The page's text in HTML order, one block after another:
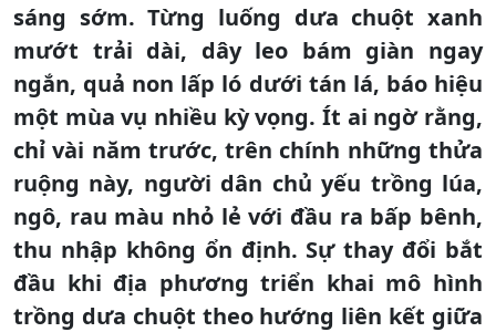
sáng sớm. Từng luống dưa chuột xanh
mướt trải dài, dây leo bám giàn ngay
ngắn, quả non lấp ló dưới tán lá, báo hiệu
một mùa vụ nhiều kỳ vọng. Ít ai ngờ rằng,
chỉ vài năm trước, trên chính những thửa
ruộng này, người dân chủ yếu trồng lúa,
ngô, rau màu nhỏ lẻ với đầu ra bấp bênh,
thu nhập không ổn định. Sự thay đổi bắt
đầu khi địa phương triển khai mô hình
trồng dưa chuột theo hướng liên kết giữa